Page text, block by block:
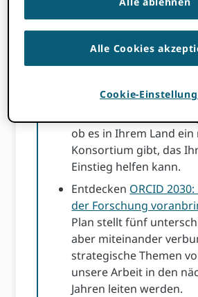
Globaler
Informieren Sie sich
verfügbare
Schließen Sie sich
ob es in Ihrem Land ein
Konsortium gibt, das
Einstieg helfen kann.
Entdecken ORCID
der Forschung
Plan stellt fünf
aber miteinander
strategische Themen
unsere Arbeit in den
Jahren leiten werden.
Alle Cookies
Cookie-